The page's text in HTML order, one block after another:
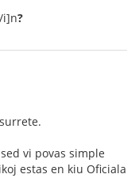
i]n?
vi povas simple
estas en kiu Oficiala